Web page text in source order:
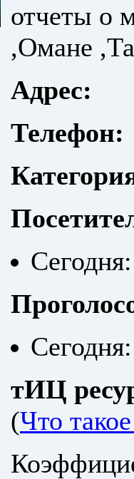
отчеты о
,Омане
Адрес:
Телефон:
тИЦ
(Что